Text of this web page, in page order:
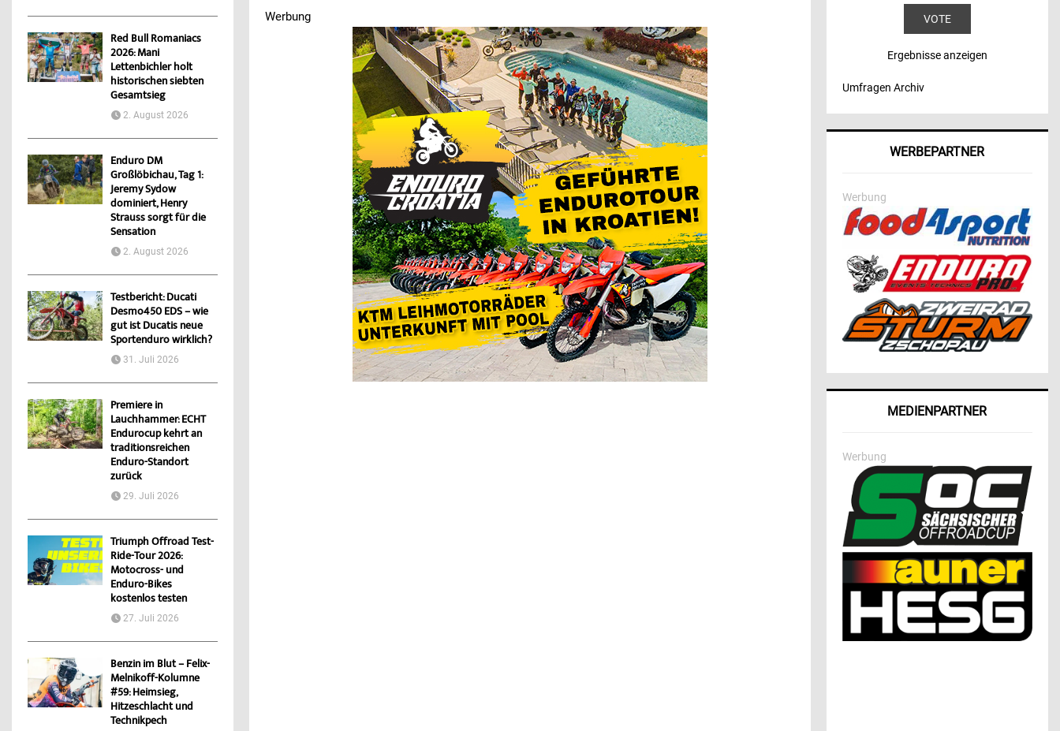
Werbung
Werbung
Werbung
Werbung
Red Bull Romaniacs
2026: Mani
Lettenbichler holt
historischen siebten
Gesamtsieg
2. August 2026
Enduro DM
Großlöbichau, Tag 1:
Jeremy Sydow
dominiert, Henry
Strauss sorgt für die
Sensation
2. August 2026
Testbericht: Ducati
Desmo450 EDS – wie
gut ist Ducatis neue
Sportenduro wirklich?
31. Juli 2026
Premiere in
Lauchhammer: ECHT
Endurocup kehrt an
traditionsreichen
Enduro-Standort
zurück
29. Juli 2026
Triumph Offroad Test-
Ride-Tour 2026:
Motocross- und
Enduro-Bikes
kostenlos testen
27. Juli 2026
Benzin im Blut – Felix-
Melnikoff-Kolumne
#59: Heimsieg,
Hitzeschlacht und
Technikpech
Ergebnisse anzeigen
Umfragen Archiv
WERBEPARTNER
Werbung
MEDIENPARTNER
Werbung